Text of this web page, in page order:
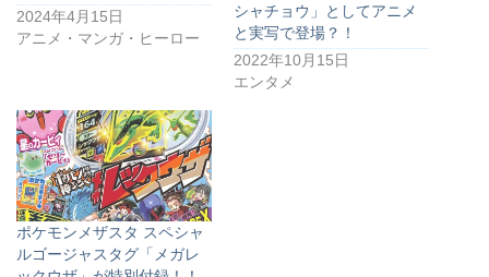
2024年4月15日
アニメ・マンガ・ヒーロー
シャチョウ」としてアニメ
と実写で登場？！
2022年10月15日
エンタメ
ポケモンメザスタ スペシャ
ルゴージャスタグ「メガレ